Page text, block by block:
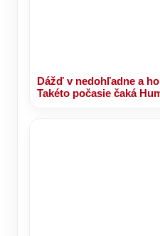
Dážď v nedohľadne a
Takéto počasie čaká